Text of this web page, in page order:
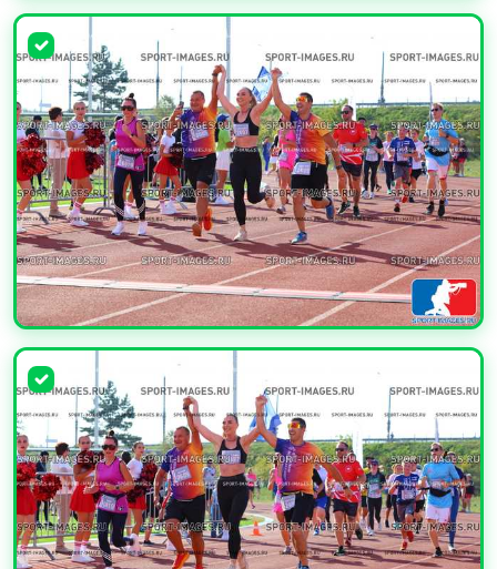
УВЕЛИЧИТЬ
УВЕЛИЧИТЬ